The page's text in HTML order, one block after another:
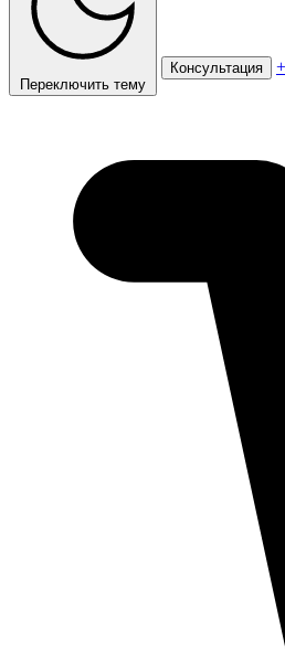
Переключить тему
Консультация